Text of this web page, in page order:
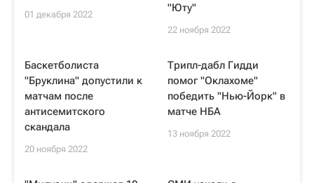
01 декабря 2022
"Юту"
22 ноября 2022
Баскетболиста
"Бруклина" допустили к
матчам после
антисемитского
скандала
20 ноября 2022
Трипл-дабл Гидди
помог "Оклахоме"
победить "Нью-Йорк" в
матче НБА
13 ноября 2022